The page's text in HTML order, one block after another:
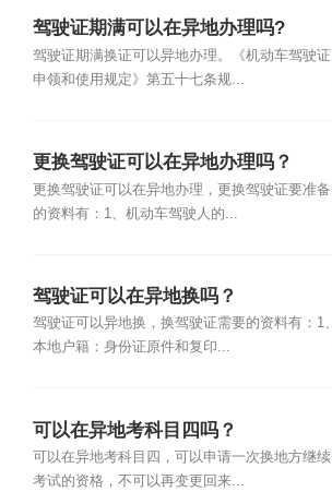
驾驶证期满可以在异地办理吗?
驾驶证期满换证可以异地办理。《机动车驾驶证
申领和使用规定》第五十七条规...
更换驾驶证可以在异地办理吗？
更换驾驶证可以在异地办理，更换驾驶证要准备
的资料有：1、机动车驾驶人的...
驾驶证可以在异地换吗？
驾驶证可以异地换，换驾驶证需要的资料有：1、
本地户籍：身份证原件和复印...
可以在异地考科目四吗？
可以在异地考科目四，可以申请一次换地方继续
考试的资格，不可以再变更回来...